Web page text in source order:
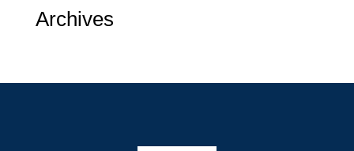
Archives